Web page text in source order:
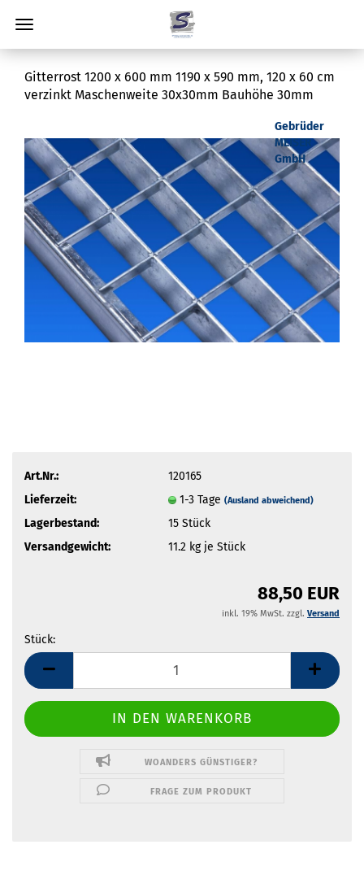
Gitterrost 1200 x 600 mm 1190 x 590 mm, 120 x 60 cm
verzinkt Maschenweite 30x30mm Bauhöhe 30mm
Gebrüder
MEISER
GmbH
Art.Nr.:
120165
Lieferzeit:
1-3 Tage (Ausland abweichend)
Lagerbestand: 15 Stück
Versandgewicht:
11.2kg je Stück
88,50 EUR
inkl. 19% MwSt. zzgl. Versand
Stück:
Stück
WOANDERS GÜNSTIGER?
FRAGE ZUM PRODUKT